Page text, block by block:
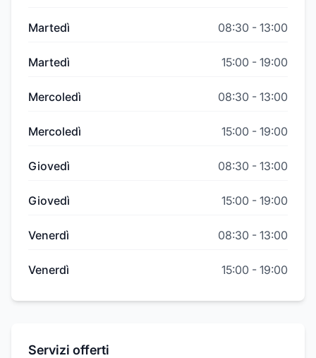
Martedì 08:30 - 13:00
Martedì 15:00 - 19:00
Mercoledì 08:30 - 13:00
Mercoledì 15:00 - 19:00
Giovedì 08:30 - 13:00
Giovedì 15:00 - 19:00
Venerdì 08:30 - 13:00
Venerdì 15:00 - 19:00
Servizi offerti